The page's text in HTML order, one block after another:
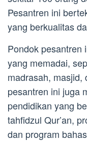
Pesantren ini
yang berkualitas
Pondok pesantren
yang memadai,
madrasah, masjid,
pesantren ini juga
pendidikan yang
tahfidzul Qur’an,
dan program